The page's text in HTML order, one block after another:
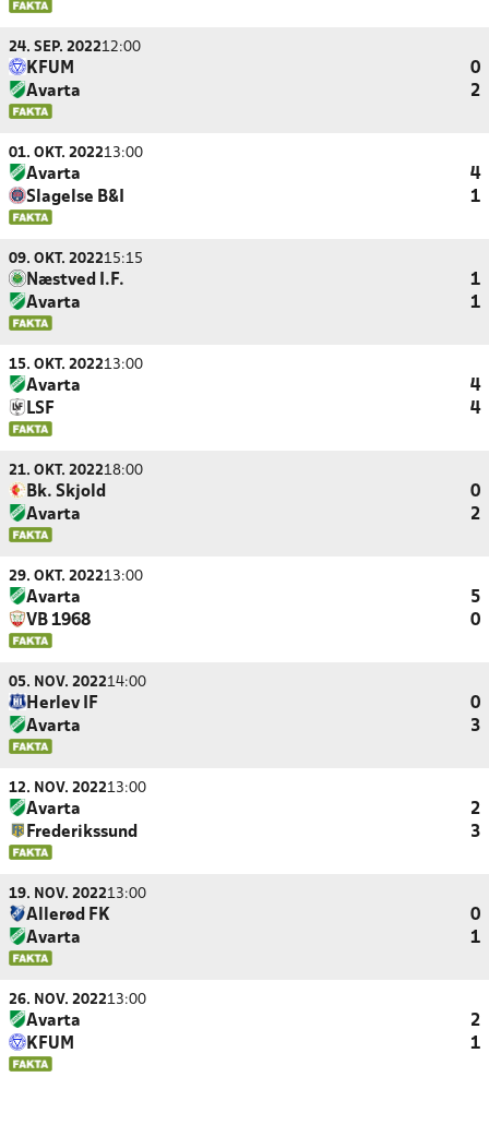
24. SEP. 202212:00
KFUM
0
Avarta
2
01. OKT. 202213:00
Avarta
4
Slagelse B&I
1
09. OKT. 202215:15
Næstved I.F.
1
Avarta
1
15. OKT. 202213:00
Avarta
4
LSF
4
21. OKT. 202218:00
Bk. Skjold
0
Avarta
2
29. OKT. 202213:00
Avarta
5
VB 1968
0
05. NOV. 202214:00
Herlev IF
0
Avarta
3
12. NOV. 202213:00
Avarta
2
Frederikssund
3
19. NOV. 202213:00
Allerød FK
0
Avarta
1
26. NOV. 202213:00
Avarta
2
KFUM
1